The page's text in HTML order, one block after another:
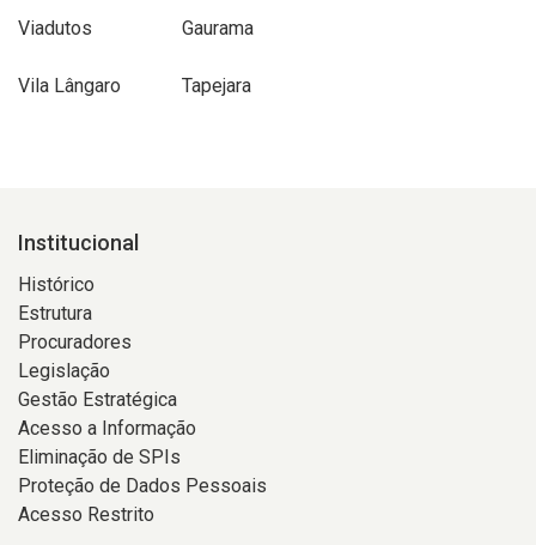
Viadutos Gaurama
Vila Lângaro Tapejara
Institucional
Histórico
Estrutura
Procuradores
Legislação
Gestão Estratégica
Acesso a Informação
Eliminação de SPIs
Proteção de Dados Pessoais
Acesso Restrito